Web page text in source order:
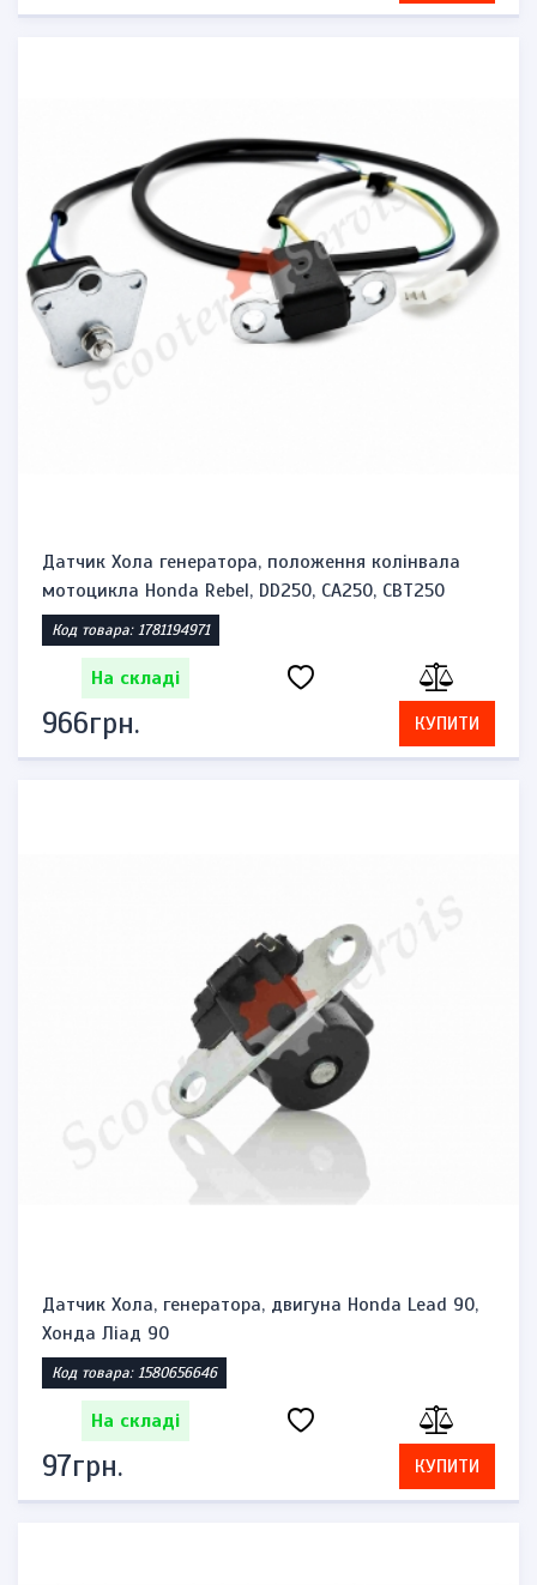
Датчик Хола генератора, положення колінвала
мотоцикла Honda Rebel, DD250, CA250, CBT250
Код товара: 1781194971
На складі
966грн. КУПИТИ
Датчик Хола, генератора, двигуна Honda Lead 90,
Хонда Ліад 90
Код товара: 1580656646
На складі
97грн. КУПИТИ